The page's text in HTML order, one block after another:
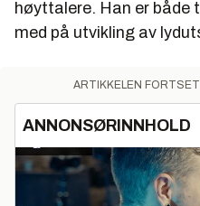
høyttalere. Han er både
med på utvikling av
ARTIKKELEN
ANNONSØRINNHOLD